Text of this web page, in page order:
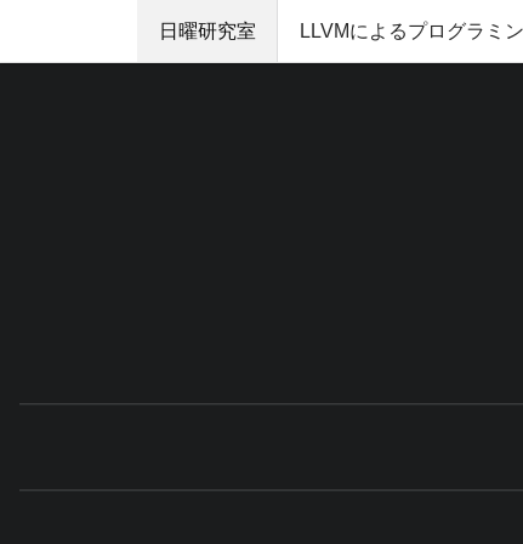
日曜研究室 LLVMによるプログラミ